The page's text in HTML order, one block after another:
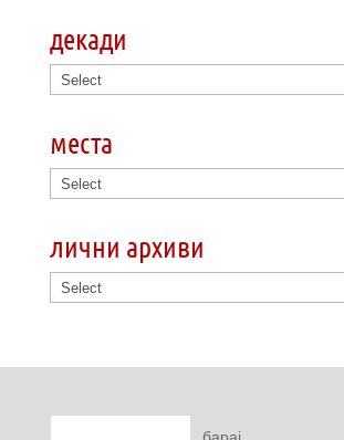
декади
места
лични архиви